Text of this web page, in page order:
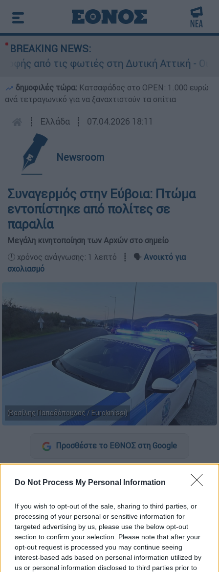
Do Not Process My Personal Information
If you wish to opt-out of the sale, sharing to third parties, or
processing of your personal or sensitive information for
targeted advertising by us, please use the below opt-out
section to confirm your selection. Please note that after your
opt-out request is processed you may continue seeing
interest-based ads based on personal information utilized by
us or personal information disclosed to third parties prior to
BREAKING NEWS:
από τις φωτιές στη Δυτική Αττική - Οι
δημοφιλές τώρα: Κατσαφάδος στο OPEN: 1.000 ευρώ
ανά τετραγωνικό για να ξαναχτιστούν τα σπίτια
┋ Ελλάδα ┋ 07.04.2026 18:11
Newsroom
Συναγερμός στην Εύβοια: Πτώμα
εντοπίστηκε από πολίτες σε
παραλία
Μεγάλη κινητοποίηση των Αρχών στο σημείο
🕛 χρόνος ανάγνωσης: 1 λεπτό ┋ 🗣️ Ανοικτό για
σχολιασμό
(Βασίλης Παπαδόπουλος / Eurokinissi)
Προσθέστε το ΕΘΝΟΣ στη Google
νωρίτερα
σήμερα (7/4), ότανπολίτες εντόπισαν σορό
Συγκεκριμένα, η σορόςεντοπίστηκε στη
νότια Εύβοια, στηνπαραλία Γαλάζια Λίμνη
πυροδοτώντας τηνάμεση κινητοποίησητων
Αρχών.